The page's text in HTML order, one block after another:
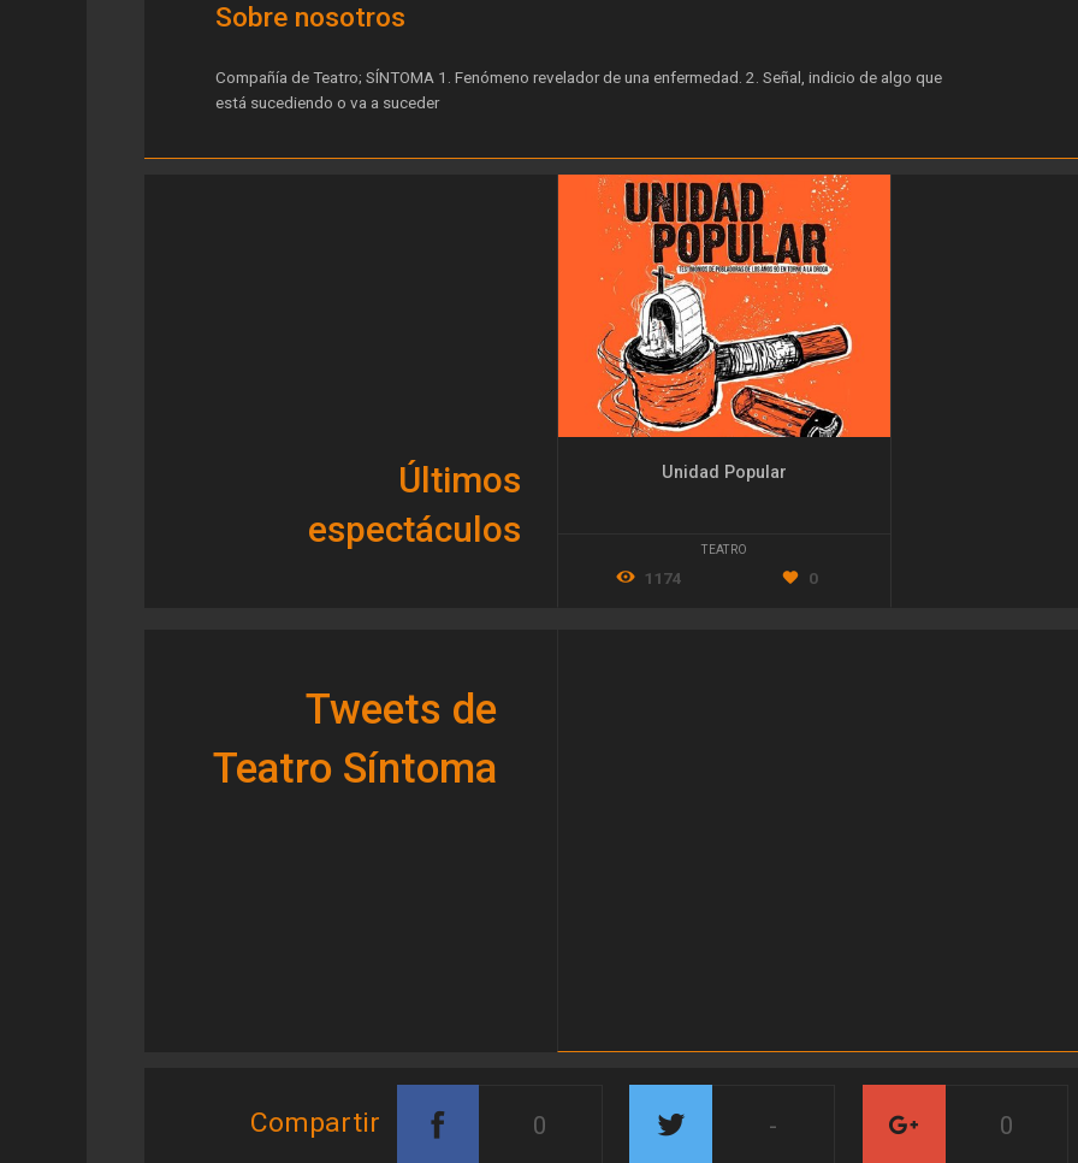
Sobre nosotros
Compañía de Teatro; SÍNTOMA 1. Fenómeno revelador de una enfermedad. 2. Señal, indicio de algo que
está sucediendo o va a suceder
Últimos
espectáculos
Unidad Popular
TEATRO
1174 0
Tweets de
Teatro Síntoma
Compartir 0 - 0